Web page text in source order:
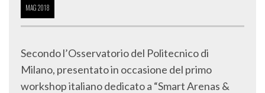
MAG2018
Secondo l’Osservatorio del Politecnico di
Milano, presentato in occasione del primo
workshop italiano dedicato a “Smart Arenas &